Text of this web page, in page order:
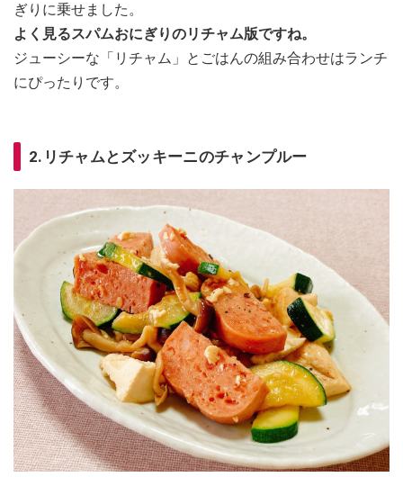
ぎりに乗せました。
よく見るスパムおにぎりのリチャム版ですね。
ジューシーな「リチャム」とごはんの組み合わせはランチ
にぴったりです。
2.リチャムとズッキーニのチャンプルー